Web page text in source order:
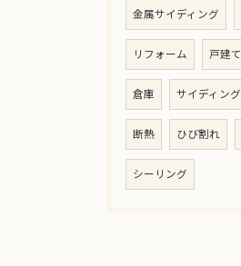
金属サイディング
リフォーム 戸建て
倉庫 サイディング
断熱 ひび割れ
シーリング